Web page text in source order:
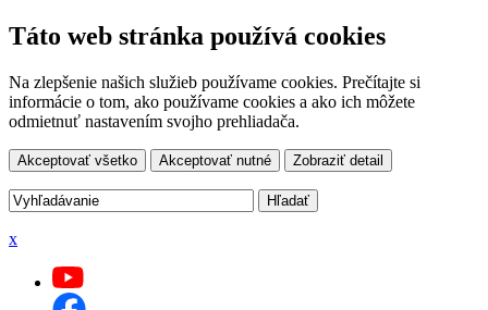
Táto web stránka používá cookies
Na zlepšenie našich služieb používame cookies. Prečítajte si
informácie o tom, ako používame cookies a ako ich môžete
odmietnuť nastavením svojho prehliadača.
Akceptovať všetko Akceptovať nutné Zobraziť detail
x